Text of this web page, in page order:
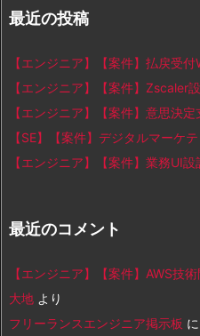
最近の投稿
【エンジニア】【案件】払戻受
【エンジニア】【案件】Zscaler
【エンジニア】【案件】意思決
【SE】【案件】デジタルマーケ
【エンジニア】【案件】業務UI設
最近のコメント
【エンジニア】【案件】AWS技
大地 より
フリーランスエンジニア掲示板 に